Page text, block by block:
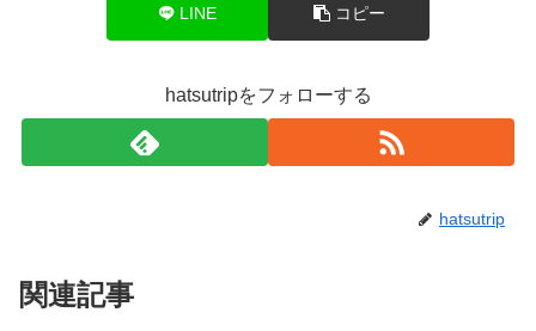
LINE コピー
hatsutripをフォローする
hatsutrip
関連記事